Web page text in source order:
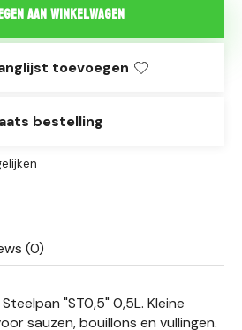
aan winkelwagen
toevoegen
bestelling
(0)
"ST0,5" 0,5L. Kleine
sauzen, bouillons en vullingen.